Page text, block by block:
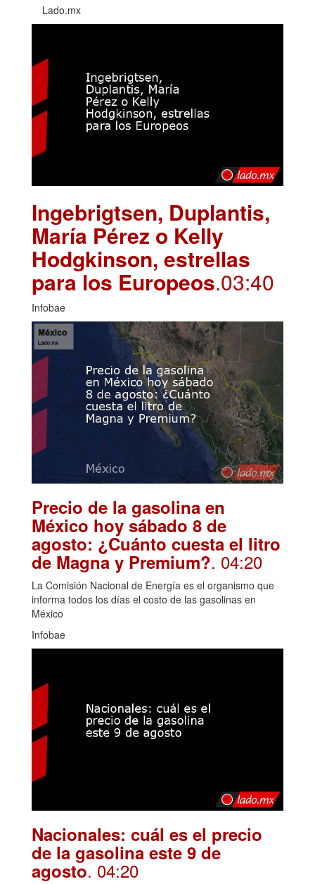
Lado.mx
Ingebrigtsen, Duplantis,
María Pérez o Kelly
Hodgkinson, estrellas
para los Europeos.03:40
Infobae
Precio de la gasolina en
México hoy sábado 8 de
agosto: ¿Cuánto cuesta el litro
de Magna y Premium?. 04:20
La Comisión Nacional de Energía es el organismo que
informa todos los días el costo de las gasolinas en
México
Infobae
Nacionales: cuál es el precio
de la gasolina este 9 de
agosto. 04:20